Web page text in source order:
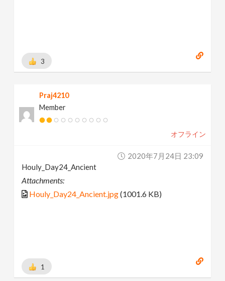
3
Praj4210
Member
オフライン
2020年7月24日 23:09
Houly_Day24_Ancient
Attachments:
Houly_Day24_Ancient.jpg(1001.6 KB)
1